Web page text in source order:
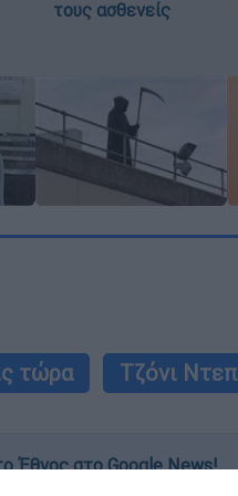
τους ασθενείς
τώρα Τζόνι Ντεπ
Έθνος στο Google News!